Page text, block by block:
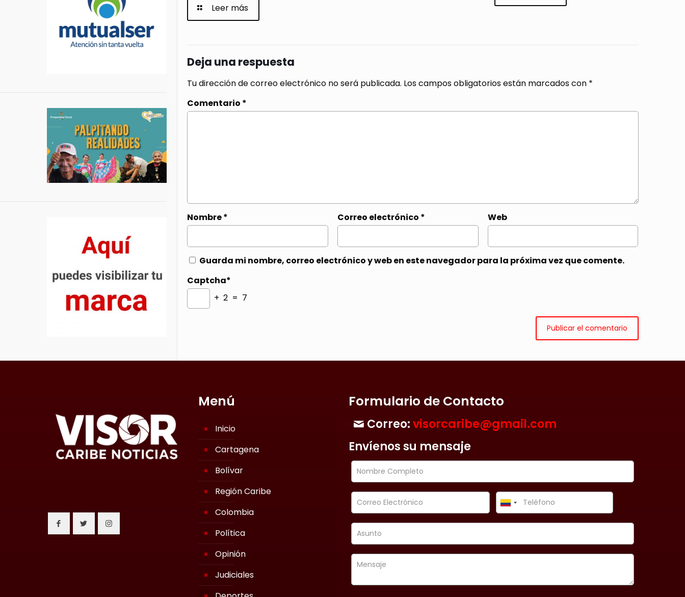
Leer más
Deja una respuesta
Tu dirección de correo electrónico no será publicada. Los campos obligatorios están marcados con *
Comentario *
Nombre* Correo electrónico * Web
Guarda mi nombre, correo electrónico y web en este navegador para la próxima vez que comente.
Captcha*
+ 2 = 7
Menú
Inicio
Cartagena
Bolívar
Región Caribe
Colombia
Política
Opinión
Judiciales
Formulario de Contacto
Correo:visorcaribe@gmail.com
Envíenos su mensaje